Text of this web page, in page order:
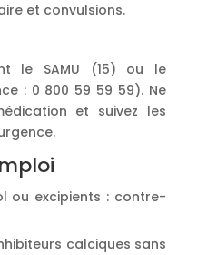
et convulsions.
le SAMU (15) ou le
: 0 800 59 59 59). Ne
et suivez les
ou excipients : contre-
calciques sans